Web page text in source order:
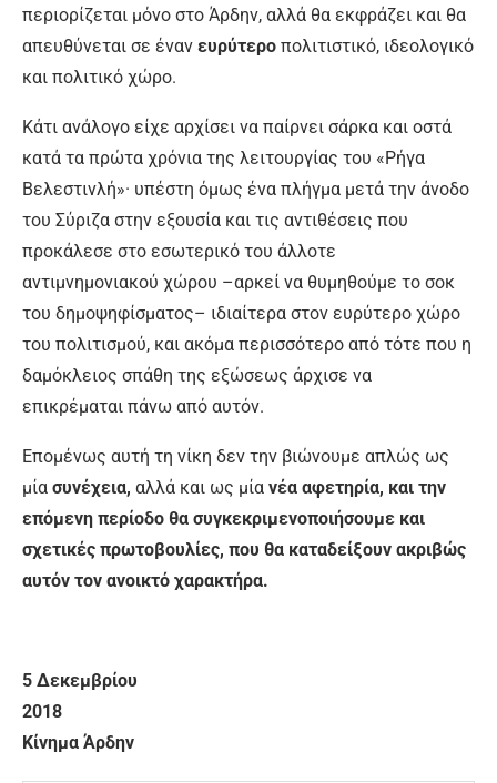
περιορίζεται μόνο στο Άρδην, αλλά θα εκφράζει και θα
απευθύνεται σε έναν ευρύτερο πολιτιστικό, ιδεολογικό
και πολιτικό χώρο.
Κάτι ανάλογο είχε αρχίσει να παίρνει σάρκα και οστά
κατά τα πρώτα χρόνια της λειτουργίας του «Ρήγα
Βελεστινλή»· υπέστη όμως ένα πλήγμα μετά την άνοδο
του Σύριζα στην εξουσία και τις αντιθέσεις που
προκάλεσε στο εσωτερικό του άλλοτε
αντιμνημονιακού χώρου –αρκεί να θυμηθούμε το σοκ
του δημοψηφίσματος– ιδιαίτερα στον ευρύτερο χώρο
του πολιτισμού, και ακόμα περισσότερο από τότε που η
δαμόκλειος σπάθη της εξώσεως άρχισε να
επικρέμαται πάνω από αυτόν.
Επομένως αυτή τη νίκη δεν την βιώνουμε απλώς ως
μία συνέχεια, αλλά και ως μία νέα αφετηρία, και την
επόμενη περίοδο θα συγκεκριμενοποιήσουμε και
σχετικές πρωτοβουλίες, που θα καταδείξουν ακριβώς
αυτόν τον ανοικτό χαρακτήρα.
5 Δεκεμβρίου
Κίνημα Άρδην